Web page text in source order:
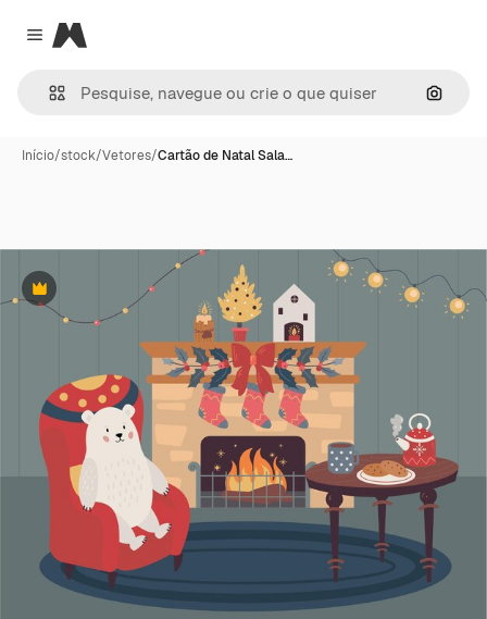
Close menu
Magnific
Início/stock/Vetores/Cartão de Natal Sala…
Premium